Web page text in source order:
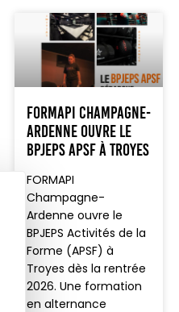
FORMAPI Champagne-
Ardenne ouvre le
BPJEPS APSF à Troyes
FORMAPI
Champagne-
Ardenne ouvre le
BPJEPS Activités de la
Forme (APSF) à
Troyes dès la rentrée
2026. Une formation
en alternance